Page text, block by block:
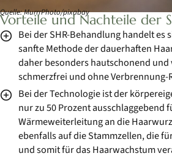
Quelle: MurrrPhoto/pixabay
Vorteile und Nachteile der
Bei der SHR-Behandlung handelt es
sanfte Methode der dauerhaften
daher besonders hautschonend
schmerzfrei und ohne Verbrennung-
Bei der Technologie ist der
nur zu 50 Prozent ausschlaggebend
Wärmeweiterleitung an die
ebenfalls auf die Stammzellen, die
und somit für das Haarwachstum